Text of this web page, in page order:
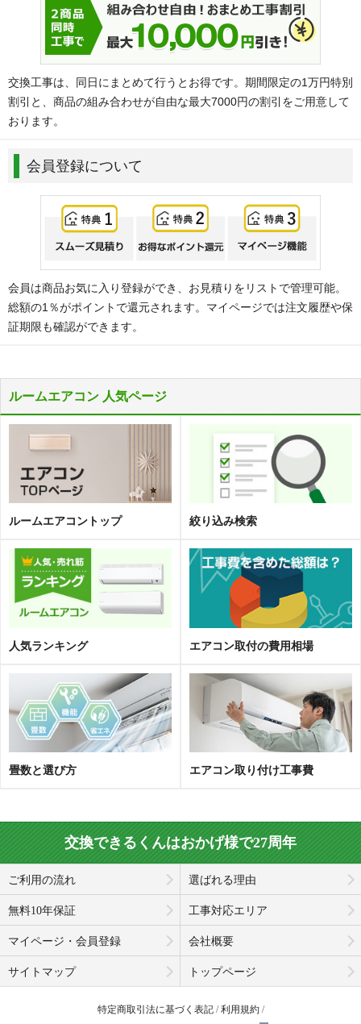
交換工事は、同日にまとめて行うとお得です。期間限定の1万円特別
割引と、商品の組み合わせが自由な最大7000円の割引をご用意して
おります。
会員登録について
会員は商品お気に入り登録ができ、お見積りをリストで管理可能。
総額の1％がポイントで還元されます。マイページでは注文履歴や保
証期限も確認ができます。
ルームエアコン 人気ページ
ルームエアコントップ 絞り込み検索
人気ランキング エアコン取付の費用相場
畳数と選び方 エアコン取り付け工事費
交換できるくんはおかげ様で27周年
ご利用の流れ 選ばれる理由
無料10年保証 工事対応エリア
マイページ・会員登録 会社概要
サイトマップ トップページ
特定商取引法に基づく表記
利用規約